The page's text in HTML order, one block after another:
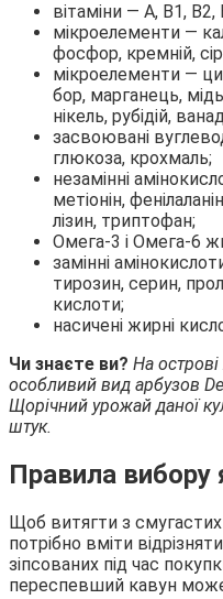
вітаміни — А, В1,
мікроелементи —
фосфор, кремній,
мікроелементи —
бор, марганець,
нікель, рубідій,
засвоювані
глюкоза, крохмаль;
незамінні
метіонін,
лізин, триптофан;
Омега-3 і Омега-6
замінні
тирозин, серин,
кислоти;
насичені жирні
Чи знаєте ви? На
особливий вид арбузов
Щорічний урожай даної
штук.
Правила вибору
Щоб витягти з
потрібно вміти
зіпсованих під час
переспевший кавун